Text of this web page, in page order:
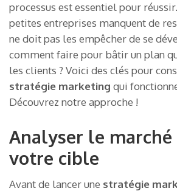
processus est essentiel pour
petites entreprises manquent de
ne doit pas les empêcher de se
comment faire pour bâtir un plan
les clients ? Voici des clés pour
stratégie marketing qui
Découvrez notre approche !
Analyser le
votre cible
Avant de lancer une stratégie